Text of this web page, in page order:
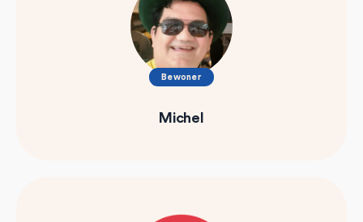
Bewoner
Michel